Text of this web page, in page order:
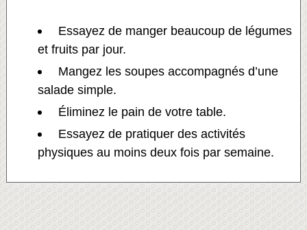
Essayez de manger beaucoup de légumes
et fruits par jour.
Mangez les soupes accompagnés d’une
salade simple.
Éliminez le pain de votre table.
Essayez de pratiquer des activités
physiques au moins deux fois par semaine.